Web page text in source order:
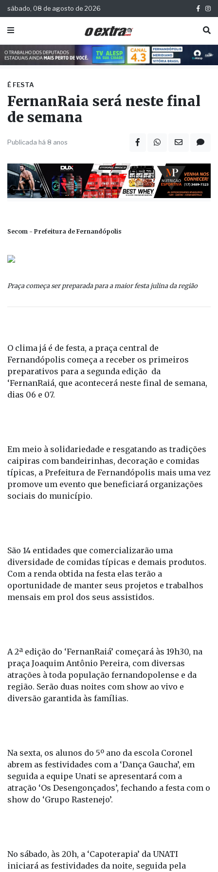
sábado, 08 de agosto de 2026
É FESTA
FernanRaia será neste final
de semana
Publicada há 8 anos
Secom - Prefeitura de Fernandópolis
Praça começa ser preparada para a maior festa julina da região
O clima já é de festa, a praça central de
Fernandópolis começa a receber os primeiros
preparativos para a segunda edição da
‘FernanRaiá, que acontecerá neste final de semana,
dias 06 e 07.
Em meio à solidariedade e resgatando as tradições
caipiras com bandeirinhas, decoração e comidas
típicas, a Prefeitura de Fernandópolis mais uma vez
promove um evento que beneficiará organizações
sociais do município.
São 14 entidades que comercializarão uma
diversidade de comidas típicas e demais produtos.
Com a renda obtida na festa elas terão a
oportunidade de manter seus projetos e trabalhos
mensais em prol dos seus assistidos.
A 2ª edição do ‘FernanRaiá’ começará às 19h30, na
praça Joaquim Antônio Pereira, com diversas
atrações à toda população fernandopolense e da
região. Serão duas noites com show ao vivo e
diversão garantida às famílias.
Na sexta, os alunos do 5º ano da escola Coronel
abrem as festividades com a ‘Dança Gaucha’, em
seguida a equipe Unati se apresentará com a
atração ‘Os Desengonçados’, fechando a festa com o
show do ‘Grupo Rastenejo’.
No sábado, às 20h, a ‘Capoterapia’ da UNATI
iniciará as festividades da noite, seguida pela